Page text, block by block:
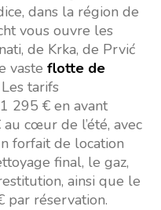
dans la région de
vous ouvre les
de Krka, de Prvić
vaste flotte de
tarifs
295 € en avant
cœur de l’été, avec
forfait de location
final, le gaz,
ainsi que le
par réservation.